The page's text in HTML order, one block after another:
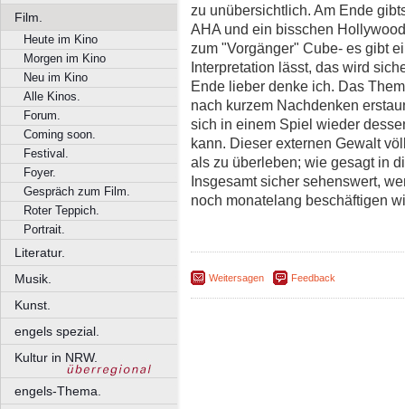
Film.
Heute im Kino
Morgen im Kino
Neu im Kino
Alle Kinos.
Forum.
Coming soon.
Festival.
Foyer.
Gespräch zum Film.
Roter Teppich.
Portrait.
Literatur.
Musik.
Kunst.
engels spezial.
Kultur in NRW.
engels-Thema.
zu unübersichtlich. Am Ende
AHA und ein bisschen
zum "Vorgänger" Cube- es gibt
Interpretation lässt, das wird
Ende lieber denke ich. Das
nach kurzem Nachdenken
sich in einem Spiel wieder
kann. Dieser externen Gewalt
als zu überleben; wie gesagt in
Insgesamt sicher sehenswert,
noch monatelang beschäftigen
Weitersagen Feedback